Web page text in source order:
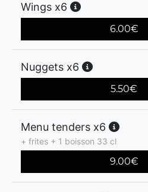
Wings x6
6.00€
Nuggets x6
5.50€
Menu tenders x6
+ frites + 1 boisson 33 cl
9.00€